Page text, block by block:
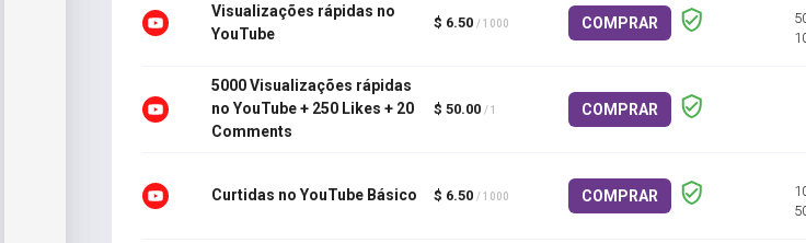
Visualizações rápidas no
YouTube
$ 6.50 / 1000 COMPRAR
5000 Visualizações rápidas
no YouTube + 250 Likes + 20
Comments
$ 50.00 / 1 COMPRAR
Curtidas no YouTube Básico $ 6.50 / 1000 COMPRAR